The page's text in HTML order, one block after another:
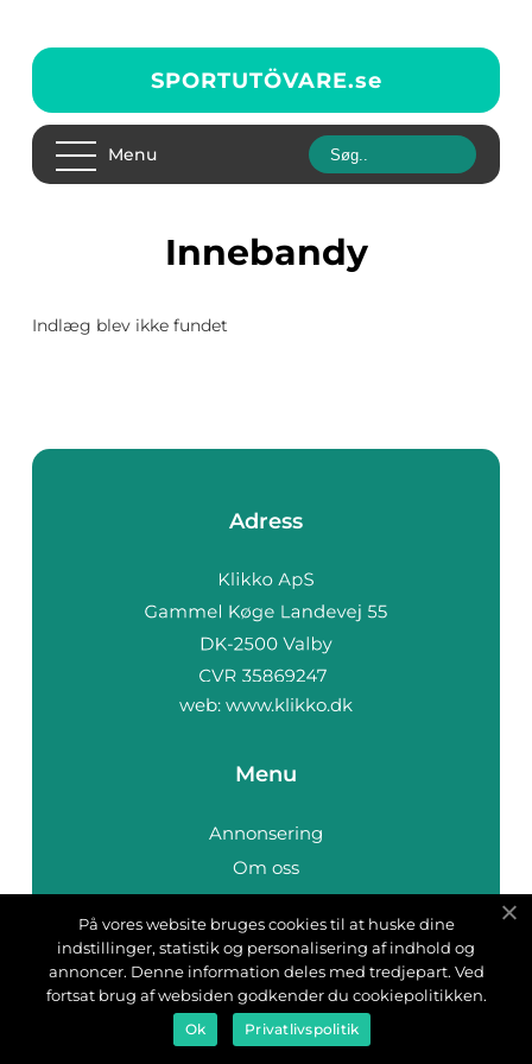
SPORTUTÖVARE.se
Menu
Innebandy
Indlæg blev ikke fundet
Adress
web: www.klikko.dk
Menu
Annonsering
Om oss
Cookies
Kontakta oss
Sitemap
På vores website bruges cookies til at huske dine
indstillinger, statistik og personalisering af indhold og
annoncer. Denne information deles med tredjepart. Ved
fortsat brug af websiden godkender du cookiepolitikken.
Ok Privatlivspolitik